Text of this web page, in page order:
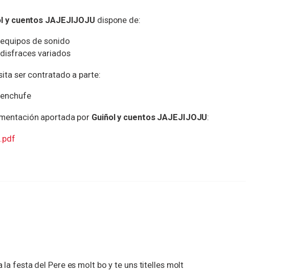
y cuentos JAJEJIJOJU dispone de:
equipos de sonido
disfraces variados
ser contratado a parte:
enchufe
aportada por Guiñol y cuentos JAJEJIJOJU:
.pdf
la festa del Pere es molt bo y te uns titelles molt